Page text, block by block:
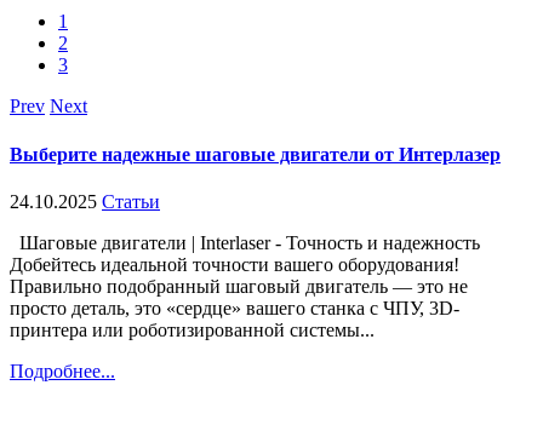
1
2
3
Prev Next
Выберите надежные шаговые двигатели от Интерлазер
24.10.2025 Статьи
Шаговые двигатели | Interlaser - Точность и надежность
Добейтесь идеальной точности вашего оборудования!
Правильно подобранный шаговый двигатель — это не
просто деталь, это «сердце» вашего станка с ЧПУ, 3D-
принтера или роботизированной системы...
Подробнее...